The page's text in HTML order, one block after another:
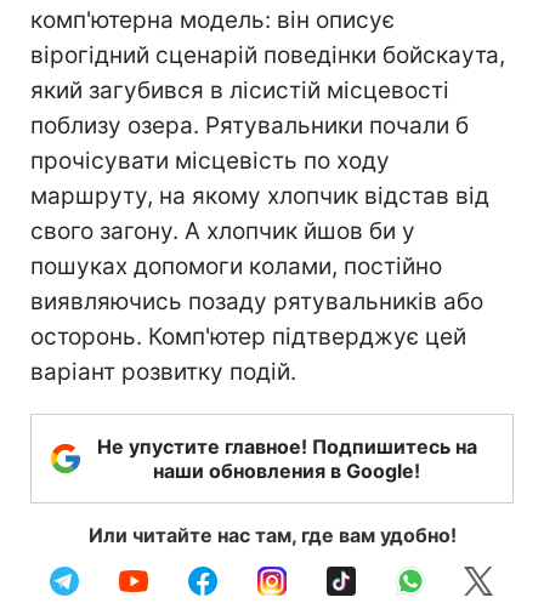
комп'ютерна модель: він описує
вірогідний сценарій поведінки бойскаута,
який загубився в лісистій місцевості
поблизу озера. Рятувальники почали б
прочісувати місцевість по ходу
маршруту, на якому хлопчик відстав від
свого загону. А хлопчик йшов би у
пошуках допомоги колами, постійно
виявляючись позаду рятувальників або
осторонь. Комп'ютер підтверджує цей
варіант розвитку подій.
Не упустите главное! Подпишитесь на
наши обновления в Google!
Или читайте нас там, где вам удобно!